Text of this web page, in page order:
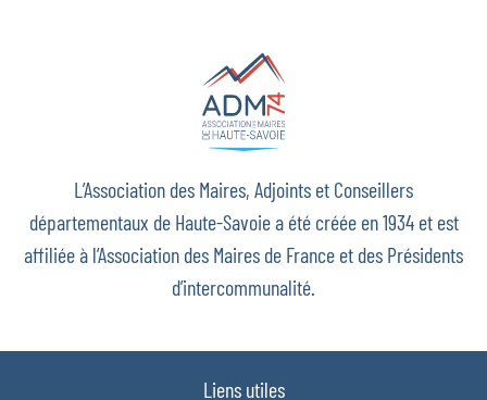
L’Association des Maires, Adjoints et Conseillers
départementaux de Haute-Savoie a été créée en 1934 et est
affiliée à l’Association des Maires de France et des Présidents
d’intercommunalité.
Liens utiles